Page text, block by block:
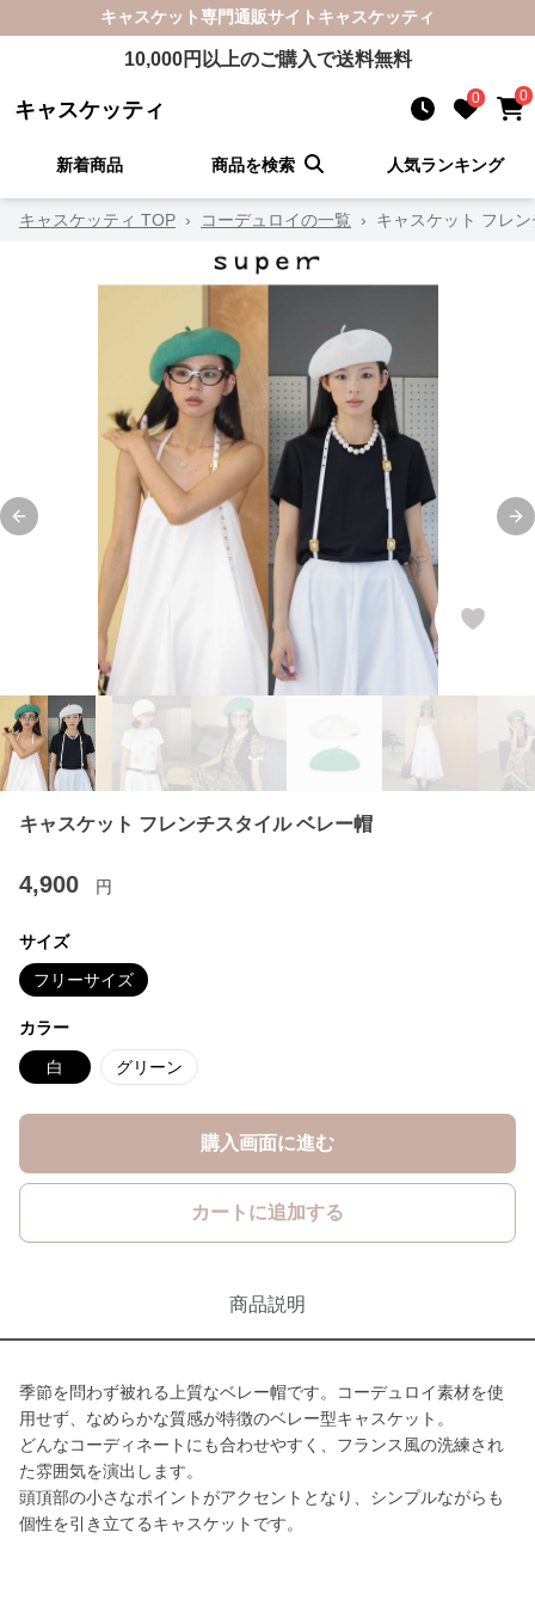
キャスケット専門通販サイト キャスケッティ
10,000円以上のご購入で送料無料
キャスケッティ 0 0
新着商品 商品を検索 人気ランキング
キャスケッティ TOP › コーデュロイの一覧 › キャスケット フレ
Previous slide
キャスケット フレンチスタイル ベレー帽
4,900 円
サイズ
フリーサイズ
カラー
白 グリーン
購入画面に進む
カートに追加する
商品説明
季節を問わず被れる上質なベレー帽です。コーデュロイ素材を使
用せず、なめらかな質感が特徴のベレー型キャスケット。
どんなコーディネートにも合わせやすく、フランス風の洗練され
た雰囲気を演出します。
頭頂部の小さなポイントがアクセントとなり、シンプルながらも
個性を引き立てるキャスケットです。